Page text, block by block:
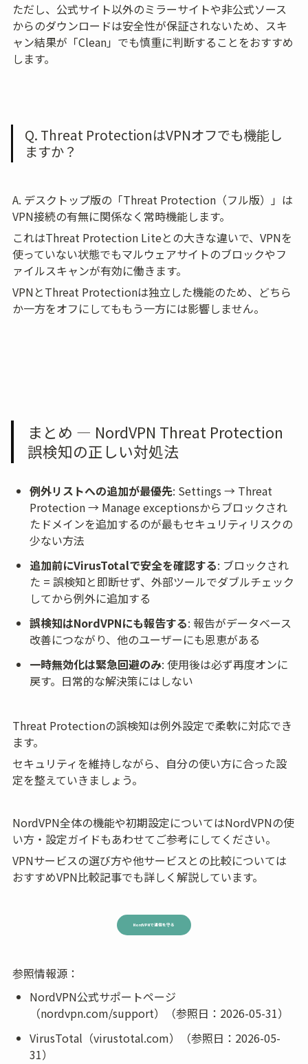
ただし、公式サイト以外のミラーサイトや非公式ソース
からのダウンロードは安全性が保証されないため、スキ
ャン結果が「Clean」でも慎重に判断することをおすすめ
します。
Q. Threat ProtectionはVPNオフでも機能し
ますか？
A. デスクトップ版の「Threat Protection（フル版）」は
VPN接続の有無に関係なく常時機能します。
これはThreat Protection Liteとの大きな違いで、VPNを
使っていない状態でもマルウェアサイトのブロックやフ
ァイルスキャンが有効に働きます。
VPNとThreat Protectionは独立した機能のため、どちら
か一方をオフにしてももう一方には影響しません。
まとめ — NordVPN Threat Protection
誤検知の正しい対処法
例外リストへの追加が最優先: Settings → Threat
Protection → Manage exceptionsからブロックされ
たドメインを追加するのが最もセキュリティリスクの
少ない方法
追加前にVirusTotalで安全を確認する: ブロックされ
た = 誤検知と即断せず、外部ツールでダブルチェック
してから例外に追加する
誤検知はNordVPNにも報告する: 報告がデータベース
改善につながり、他のユーザーにも恩恵がある
一時無効化は緊急回避のみ: 使用後は必ず再度オンに
戻す。日常的な解決策にはしない
Threat Protectionの誤検知は例外設定で柔軟に対応でき
ます。
セキュリティを維持しながら、自分の使い方に合った設
定を整えていきましょう。
NordVPN全体の機能や初期設定についてはNordVPNの使
い方・設定ガイドもあわせてご参考にしてください。
VPNサービスの選び方や他サービスとの比較については
おすすめVPN比較記事でも詳しく解説しています。
NordVPNで通信を守る
参照情報源：
NordVPN公式サポートページ
（nordvpn.com/support）（参照日：2026-05-31）
VirusTotal（virustotal.com）（参照日：2026-05-
31）